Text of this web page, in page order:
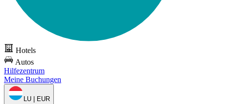
Hotels
Autos
Hilfezentrum
Meine Buchungen
LU | EUR